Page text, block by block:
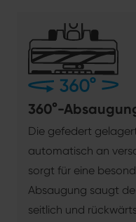
360°-
Die gefedert
automatisch an
sorgt für eine
Absaugung saugt
seitlich und